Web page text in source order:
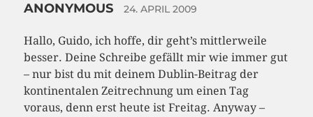
ANONYMOUS 24. APRIL 2009
Hallo, Guido, ich hoffe, dir geht’s mittlerweile
besser. Deine Schreibe gefällt mir wie immer gut
– nur bist du mit deinem Dublin-Beitrag der
kontinentalen Zeitrechnung um einen Tag
voraus, denn erst heute ist Freitag. Anyway –